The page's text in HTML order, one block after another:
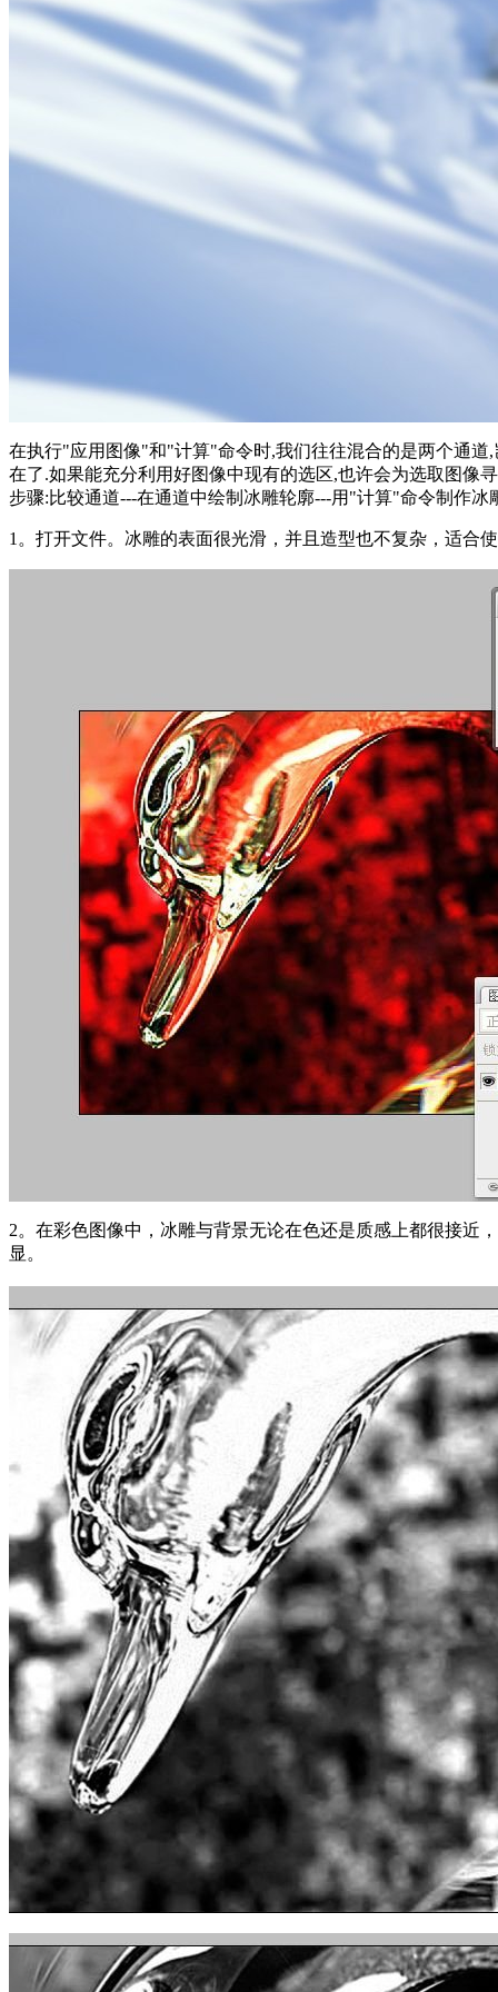
在执行"应用图像"和"计算"命令时,我们往往混合的是两个通道
在了.如果能充分利用好图像中现有的选区,也许会为选取图像
步骤:比较通道---在通道中绘制冰雕轮廓---用"计算"命令制作冰
1。打开文件。冰雕的表面很光滑，并且造型也不复杂，适合
2。在彩色图像中，冰雕与背景无论在色还是质感上都很接近
显。